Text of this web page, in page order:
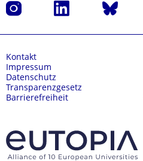
Instagram LinkedIn Bluesky
Kontakt
Impressum
Datenschutz
Transparenzgesetz
Barrierefreiheit